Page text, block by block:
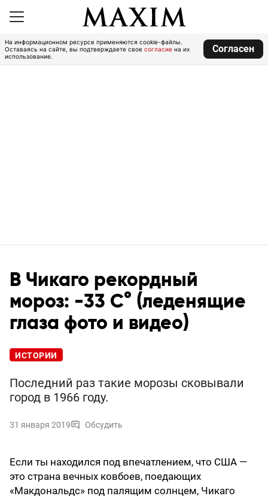
На информационном ресурсе применяются cookie-файлы.
Оставаясь на сайте, вы подтверждаете свое согласие на их
использование.
Согласен
В Чикаго рекордный
мороз: -33 C° (леденящие
глаза фото и видео)
ИСТОРИИ
Последний раз такие морозы сковывали
город в 1966 году.
31 января 2019 Обсудить
Если ты находился под впечатлением, что США —
это страна вечных ковбоев, поедающих
«Макдональдс» под палящим солнцем, Чикаго